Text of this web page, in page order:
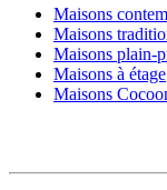
Maisons
Maisons
Maisons plain-
Maisons à étage
Maisons